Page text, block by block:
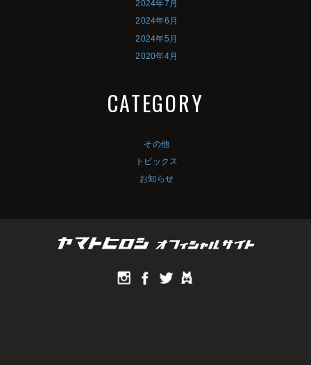
2024年7月
2024年6月
2024年5月
2020年4月
CATEGORY
その他
トピックス
お知らせ